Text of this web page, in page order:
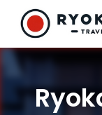
Vivez l'expérience